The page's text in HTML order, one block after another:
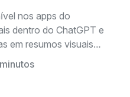
nos apps do
dentro do ChatGPT e
em resumos visuais
melhor.